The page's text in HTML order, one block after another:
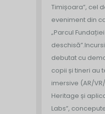
Timișoara”, cel
eveniment din
„Parcul
deschisă”.
debutat cu
copii și tineri au
imersive (AR/
Heritage și
Labs”,